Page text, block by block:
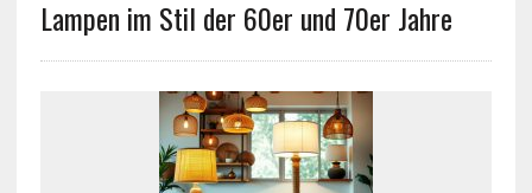
Lampen im Stil der 60er und 70er Jahre